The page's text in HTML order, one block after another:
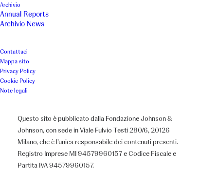
Archivio
Annual Reports
Archivio News
Contattaci
Mappa sito
Privacy Policy
Cookie Policy
Note legali
Questo sito è pubblicato dalla Fondazione Johnson &
Johnson, con sede in Viale Fulvio Testi 280/6, 20126
Milano, che è l’unica responsabile dei contenuti presenti.
Registro Imprese MI 94579960157 e Codice Fiscale e
Partita IVA 94579960157.
Genitori “Costruire
integrazione” Onlus - Un battito
di ciglia...ed è subito musica!
Bergamo 2014
Associazione